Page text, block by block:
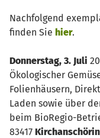
Nachfolgend
finden Sie hier.
Donnerstag, 3. Juli
Ökologischer
Folienhäusern,
Laden sowie über
beim BioRegio-
83417